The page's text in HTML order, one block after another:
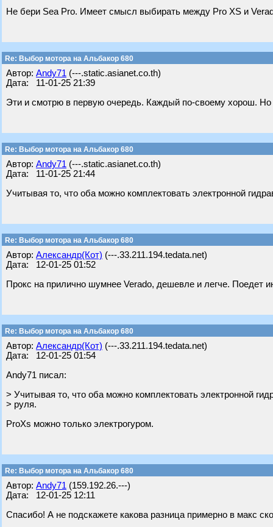
Не бери Sea Pro. Имеет смысл выбирать между Pro XS и
Re: Выбор мотора на Альбакор 680
Автор: Andy71 (---.static.asianet.co.th)
Дата: 11-01-25 21:39
Эти и смотрю в первую очередь. Каждый по-своему хорош. Но
Re: Выбор мотора на Альбакор 680
Автор: Andy71 (---.static.asianet.co.th)
Дата: 11-01-25 21:44
Учитывая то, что оба можно комплектовать электронной
Re: Выбор мотора на Альбакор 680
Автор: Александр(Кот) (---.33.211.194.tedata.net)
Дата: 12-01-25 01:52
Прокс на прилично шумнее Verado, дешевле и легче. Поедет
Re: Выбор мотора на Альбакор 680
Автор: Александр(Кот) (---.33.211.194.tedata.net)
Дата: 12-01-25 01:54
Andy71 писал:
> Учитывая то, что оба можно комплектовать электронной
> руля.
ProXs можно только электрогуром.
Re: Выбор мотора на Альбакор 680
Автор: Andy71 (159.192.26.---)
Дата: 12-01-25 12:11
Спасибо! А не подскажете какова разница примерно в макс